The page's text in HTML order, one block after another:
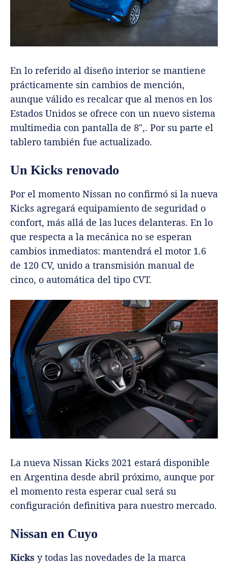
En lo referido al diseño interior se mantiene
prácticamente sin cambios de mención,
aunque válido es recalcar que al menos en los
Estados Unidos se ofrece con un nuevo sistema
multimedia con pantalla de 8″,. Por su parte el
tablero también fue actualizado.
Un Kicks renovado
Por el momento Nissan no confirmó si la nueva
Kicks agregará equipamiento de seguridad o
confort, más allá de las luces delanteras. En lo
que respecta a la mecánica no se esperan
cambios inmediatos: mantendrá el motor 1.6
de 120 CV, unido a transmisión manual de
cinco, o automática del tipo CVT.
La nueva Nissan Kicks 2021 estará disponible
en Argentina desde abril próximo, aunque por
el momento resta esperar cual será su
configuración definitiva para nuestro mercado.
Nissan en Cuyo
Kicks y todas las novedades de la marca